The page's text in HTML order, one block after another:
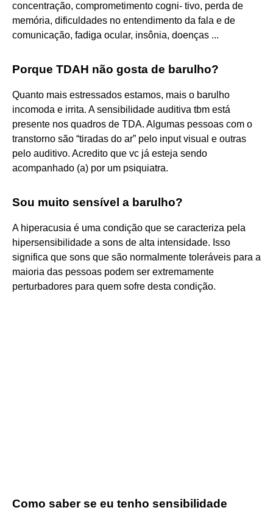
concentração, comprometimento cogni- tivo, perda de
memória, dificuldades no entendimento da fala e de
comunicação, fadiga ocular, insônia, doenças ...
Porque TDAH não gosta de barulho?
Quanto mais estressados estamos, mais o barulho
incomoda e irrita. A sensibilidade auditiva tbm está
presente nos quadros de TDA. Algumas pessoas com o
transtorno são “tiradas do ar” pelo input visual e outras
pelo auditivo. Acredito que vc já esteja sendo
acompanhado (a) por um psiquiatra.
Sou muito sensível a barulho?
A hiperacusia é uma condição que se caracteriza pela
hipersensibilidade a sons de alta intensidade. Isso
significa que sons que são normalmente toleráveis ​​para a
maioria das pessoas podem ser extremamente
perturbadores para quem sofre desta condição.
Como saber se eu tenho sensibilidade